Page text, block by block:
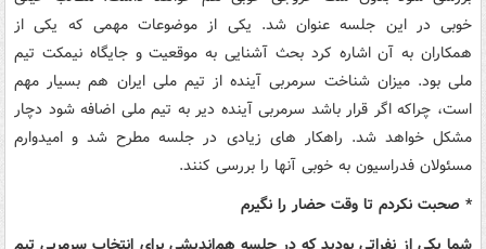
خوبی در این جلسه عنوان شد. یکی از موضوعات مهمی که یکی از
همکاران به آن اشاره کرد بحث آشنایی به موقعیت و جایگاه نیمکت تیم
ملی بود. میزان شناخت سرمربی آینده از تیم ملی ایران هم بسیار مهم
است، چراکه اگر قرار باشد سرمربی آینده دیر به تیم ملی اضافه شود دچار
مشکل خواهد شد. راهکار های زیادی در جلسه مطرح شد و امیدوارم
مسئولان فدراسیون به خوبی آنها را بررسی کنند.
* صحبت نکردم تا وقت حضار را نگیرم
شما یکی از نفراتی بودید که در جلسه هم‌اندیشی برای انتخاب سرمربی تیم